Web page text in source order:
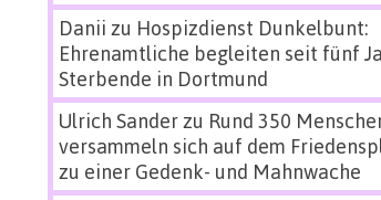
Danii zu Hospizdienst Dunkelbunt:
Ehrenamtliche begleiten seit fünf
Sterbende in Dortmund
Ulrich Sanderzu Rund 350
versammeln sich auf dem
zu einer Gedenk- und Mahnwache